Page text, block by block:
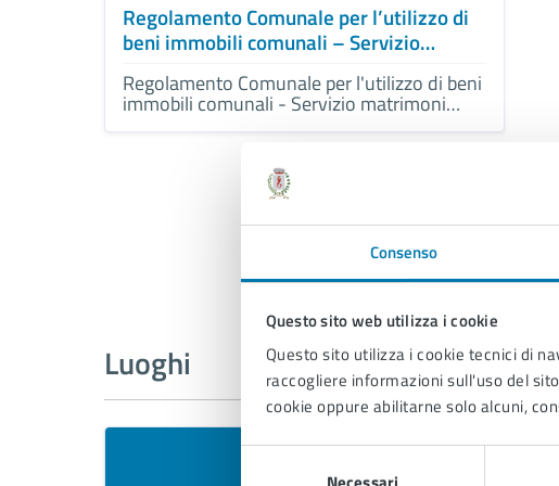
Consenso
Questo sito web utilizza i cookie
Questo sito utilizza i cookie tecnici di
raccogliere informazioni sull'uso del
cookie oppure abilitarne solo alcuni,
Regolamento Comunale per l’utilizzo di
beni immobili comunali – Servizio
generali per la determinazione delle
tariffe
Regolamento Comunale per l'utilizzo di beni
immobili comunali - Servizio matrimoni
civili e unioni civili - Criteri generali per la
Luoghi